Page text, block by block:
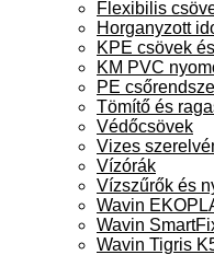
Flexibilis
Horganyzott
KPE csövek
KM PVC
PE
Tömítő és
Védőcsövek
Vizes
Vízórák
Vízszűrők és
Wavin
Wavin
Wavin Tigris